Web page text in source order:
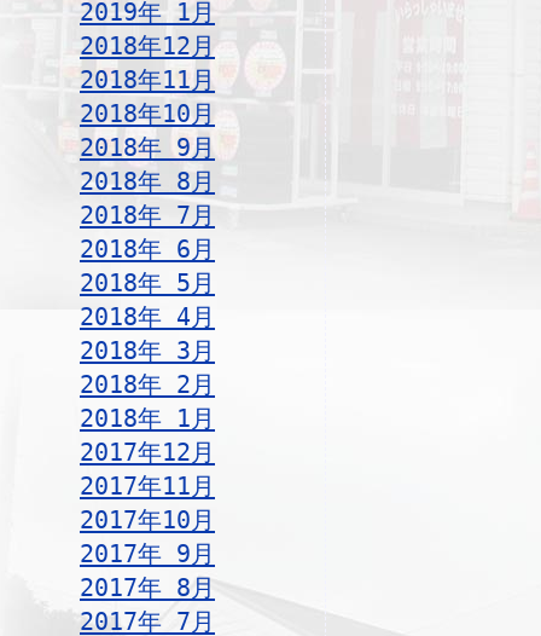
2019年 1月
2018年12月
2018年11月
2018年10月
2018年 9月
2018年 8月
2018年 7月
2018年 6月
2018年 5月
2018年 4月
2018年 3月
2018年 2月
2018年 1月
2017年12月
2017年11月
2017年10月
2017年 9月
2017年 8月
2017年 7月